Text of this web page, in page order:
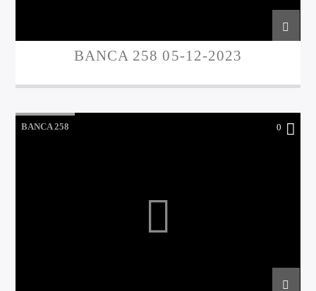
BANCA 258 05-12-2023
BANCA 258 0